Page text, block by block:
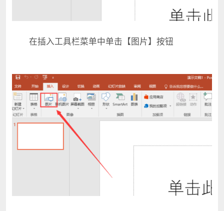
在插入工具栏菜单中单击【图片】按钮